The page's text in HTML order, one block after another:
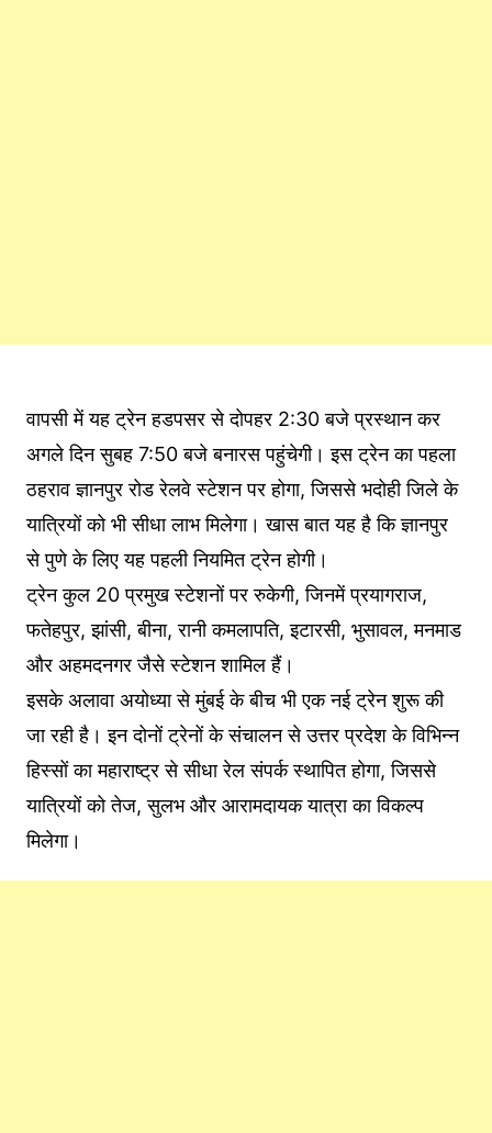
वापसी में यह ट्रेन हडपसर से दोपहर 2:30 बजे प्रस्थान कर
अगले दिन सुबह 7:50 बजे बनारस पहुंचेगी। इस ट्रेन का पहला
ठहराव ज्ञानपुर रोड रेलवे स्टेशन पर होगा, जिससे भदोही जिले के
यात्रियों को भी सीधा लाभ मिलेगा। खास बात यह है कि ज्ञानपुर
से पुणे के लिए यह पहली नियमित ट्रेन होगी।
ट्रेन कुल 20 प्रमुख स्टेशनों पर रुकेगी, जिनमें प्रयागराज,
फतेहपुर, झांसी, बीना, रानी कमलापति, इटारसी, भुसावल, मनमाड
और अहमदनगर जैसे स्टेशन शामिल हैं।
इसके अलावा अयोध्या से मुंबई के बीच भी एक नई ट्रेन शुरू की
जा रही है। इन दोनों ट्रेनों के संचालन से उत्तर प्रदेश के विभिन्न
हिस्सों का महाराष्ट्र से सीधा रेल संपर्क स्थापित होगा, जिससे
यात्रियों को तेज, सुलभ और आरामदायक यात्रा का विकल्प
मिलेगा।